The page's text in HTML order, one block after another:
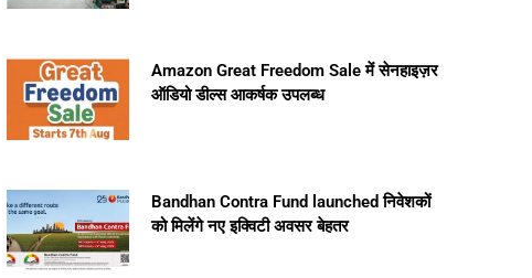
Amazon Great Freedom Sale में सेनहाइज़र
ऑडियो डील्स आकर्षक उपलब्ध
Bandhan Contra Fund launched निवेशकों
को मिलेंगे नए इक्विटी अवसर बेहतर